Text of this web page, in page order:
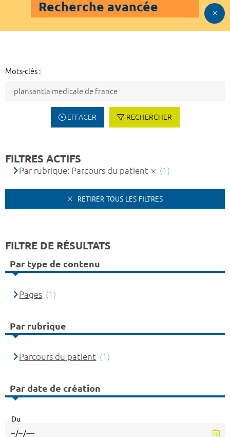
Recherche avancée
Mots-clés :
EFFACER RECHERCHER
FILTRES ACTIFS
Par rubrique: Parcours du patient (1)
RETIRER TOUS LES FILTRES
FILTRE DE RÉSULTATS
Par type de contenu
Pages (1)
Par rubrique
Parcours du patient (1)
Par date de création
Du